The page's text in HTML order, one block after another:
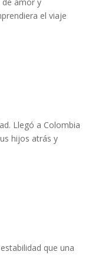
el viaje
Llegó a Colombia
hijos atrás y
que una